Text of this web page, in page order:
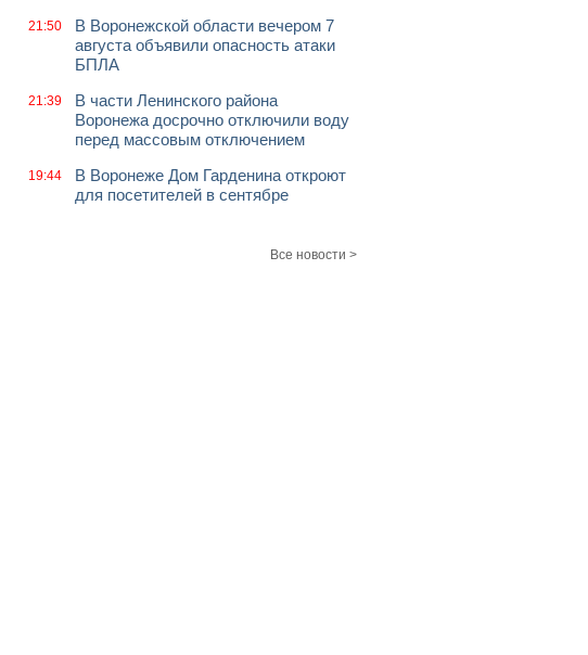
21:50
В Воронежской области вечером 7
августа объявили опасность атаки
БПЛА
21:39
В части Ленинского района
Воронежа досрочно отключили воду
перед массовым отключением
19:44
В Воронеже Дом Гарденина откроют
для посетителей в сентябре
Все новости >